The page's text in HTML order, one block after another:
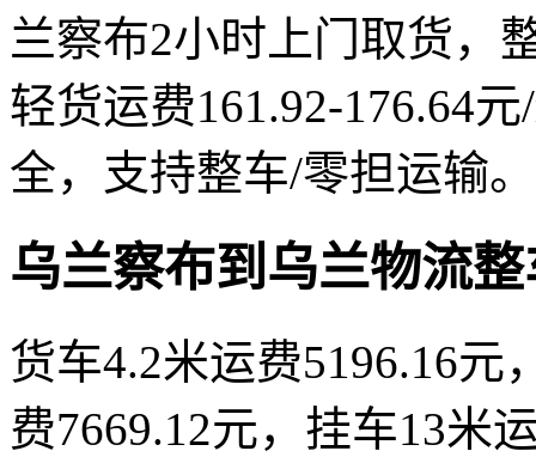
兰察布2小时上门取货，
轻货运费161.92-176.64
全，支持整车/零担运输。
乌兰察布到乌兰物流
货车4.2米运费5196.16元
费7669.12元，挂车13米